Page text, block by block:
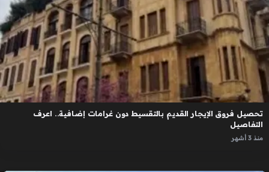
تحصيل فروق الإيجار القديم بالتقسيط دون غرامات إضافية.. اعرف
التفاصيل
منذ 3 أشهر